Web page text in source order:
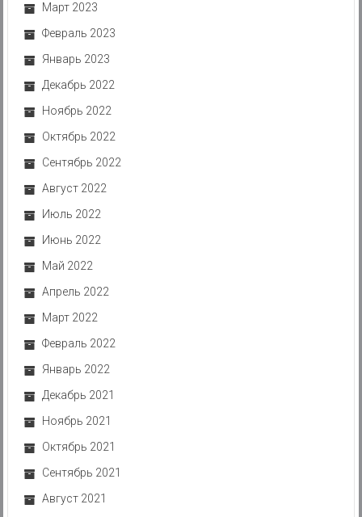
Март 2023
Февраль 2023
Январь 2023
Декабрь 2022
Ноябрь 2022
Октябрь 2022
Сентябрь 2022
Август 2022
Июль 2022
Июнь 2022
Май 2022
Апрель 2022
Март 2022
Февраль 2022
Январь 2022
Декабрь 2021
Ноябрь 2021
Октябрь 2021
Сентябрь 2021
Август 2021